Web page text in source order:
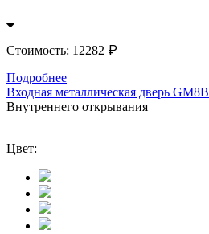
Стоимость: 12282 ₽
Подробнее
Входная металлическая дверь GM8B
Внутреннего открывания
Цвет: